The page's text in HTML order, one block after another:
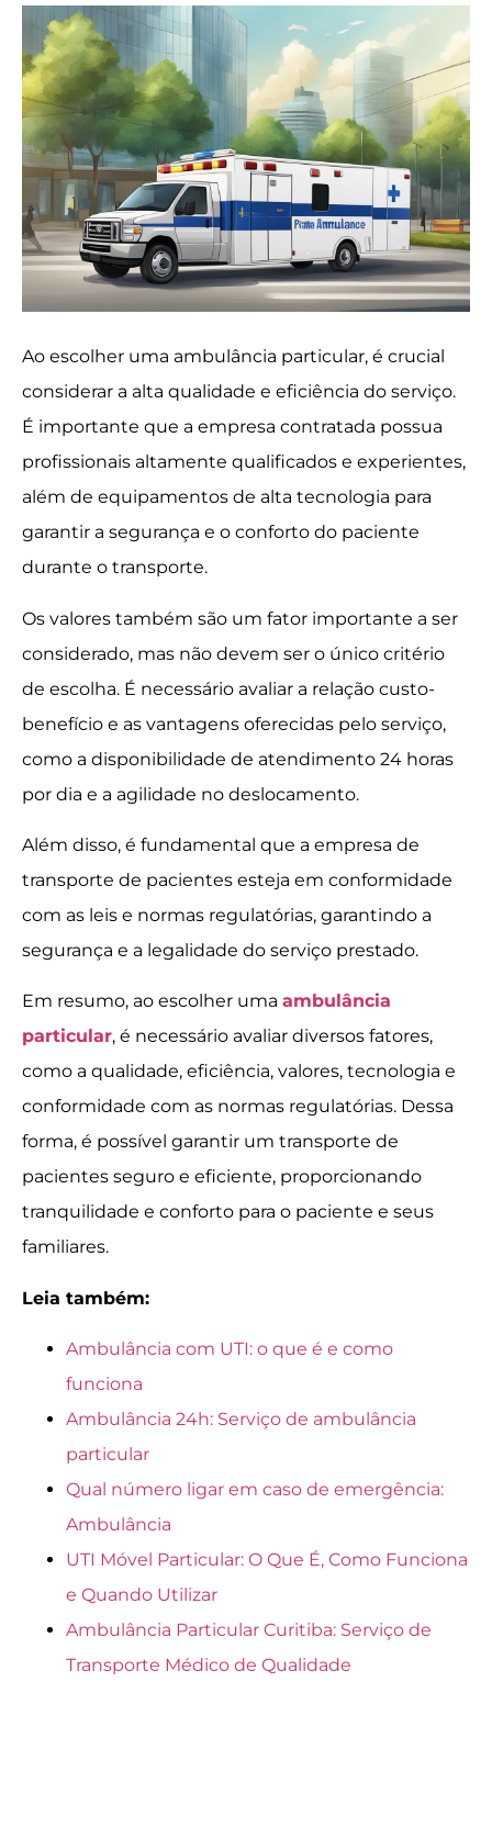
Ao escolher uma ambulância particular, é crucial
considerar a alta qualidade e eficiência do serviço.
É importante que a empresa contratada possua
profissionais altamente qualificados e experientes,
além de equipamentos de alta tecnologia para
garantir a segurança e o conforto do paciente
durante o transporte.
Os valores também são um fator importante a ser
considerado, mas não devem ser o único critério
de escolha. É necessário avaliar a relação custo-
benefício e as vantagens oferecidas pelo serviço,
como a disponibilidade de atendimento 24 horas
por dia e a agilidade no deslocamento.
Além disso, é fundamental que a empresa de
transporte de pacientes esteja em conformidade
com as leis e normas regulatórias, garantindo a
segurança e a legalidade do serviço prestado.
Em resumo, ao escolher uma ambulância
particular, é necessário avaliar diversos fatores,
como a qualidade, eficiência, valores, tecnologia e
conformidade com as normas regulatórias. Dessa
forma, é possível garantir um transporte de
pacientes seguro e eficiente, proporcionando
tranquilidade e conforto para o paciente e seus
familiares.
Leia também:
Ambulância com UTI: o que é e como
funciona
Ambulância 24h: Serviço de ambulância
particular
Qual número ligar em caso de emergência:
Ambulância
UTI Móvel Particular: O Que É, Como Funciona
e Quando Utilizar
Ambulância Particular Curitiba: Serviço de
Transporte Médico de Qualidade